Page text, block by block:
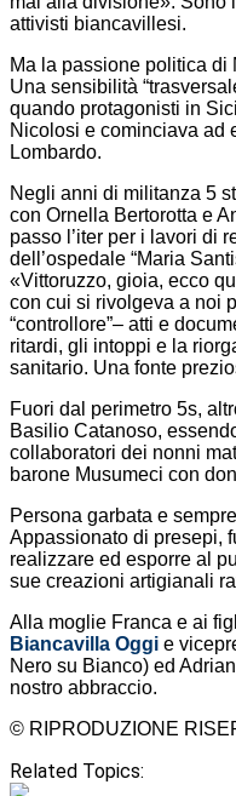
attivisti biancavillesi.
Ma la passione politica di
Una sensibilità
quando protagonisti in
Nicolosi e cominciava ad
Lombardo.
Negli anni di militanza 5
con Ornella Bertorotta e
passo l’iter per i lavori di
dell’ospedale “Maria
«Vittoruzzo, gioia, ecco
con cui si rivolgeva a noi
“controllore”– atti e
ritardi, gli intoppi e la
sanitario. Una fonte
Fuori dal perimetro 5s,
Basilio Catanoso,
collaboratori dei nonni
barone Musumeci con
Persona garbata e
Appassionato di presepi,
realizzare ed esporre al
sue creazioni artigianali
Alla moglie Franca e ai
Biancavilla Oggi e
Nero su Bianco) ed
nostro abbraccio.
© RIPRODUZIONE
Related Topics: